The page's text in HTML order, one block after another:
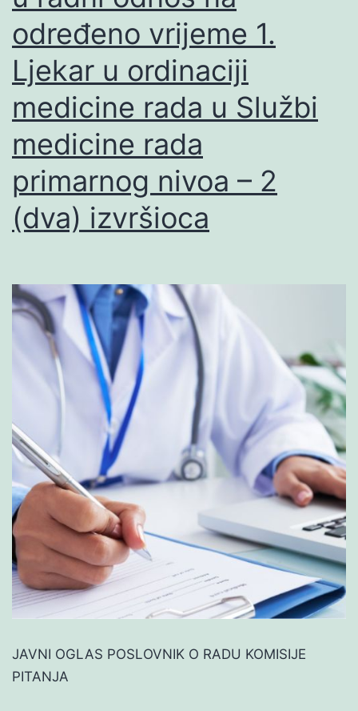
određeno vrijeme 1.
Ljekar u ordinaciji
medicine rada u Službi
medicine rada
primarnog nivoa – 2
(dva) izvršioca
JAVNI OGLAS POSLOVNIK O RADU KOMISIJE
PITANJA